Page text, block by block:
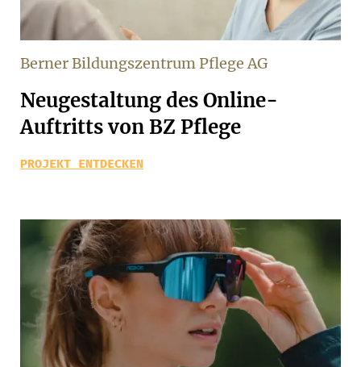
Berner Bildungszentrum Pflege AG
Neugestaltung des Online-
Auftritts von BZ Pflege
PROJEKT ENTDECKEN